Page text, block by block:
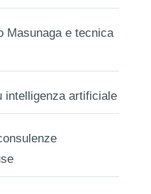
Masunaga e tecnica
intelligenza artificiale